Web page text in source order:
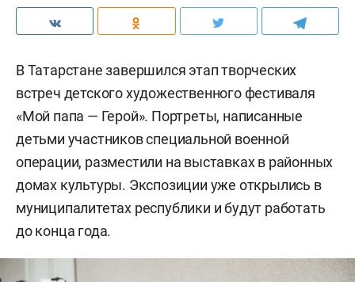
В Татарстане завершился этап творческих
встреч детского художественного фестиваля
«Мой папа — Герой». Портреты, написанные
детьми участников специальной военной
операции, разместили на выставках в районных
домах культуры. Экспозиции уже открылись в
муниципалитетах республики и будут работать
до конца года.